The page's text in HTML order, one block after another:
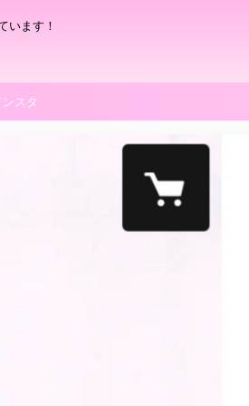
います！
スタ